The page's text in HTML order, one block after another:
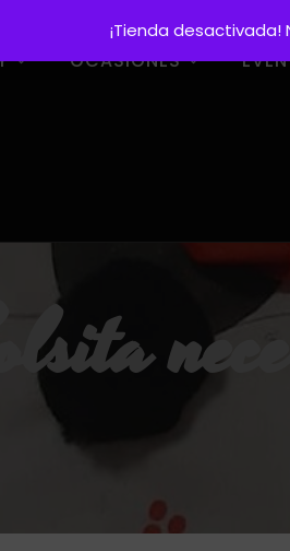
OCASIONES
¡Tienda